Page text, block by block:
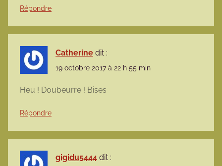
Répondre
Catherine dit :
19 octobre 2017 à 22 h 55 min
Heu ! Doubeurre ! Bises
Répondre
gigidu5444 dit :